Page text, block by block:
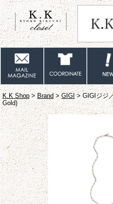
K.K Shop>Brand>GIGI> GIGIジジ
Gold)